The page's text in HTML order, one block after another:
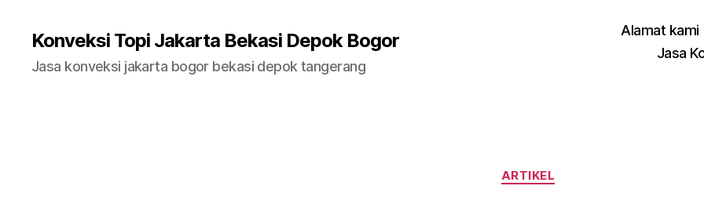
Konveksi Topi Jakarta Bekasi Depok Bogor
Jasa konveksi jakarta bogor bekasi depok tangerang
Alamat kami
Jasa
Categories
ARTIKEL